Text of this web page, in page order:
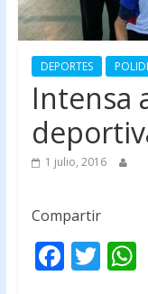
DEPORTES
Intensa
1 julio, 2016
Compartir
F
ac
T W